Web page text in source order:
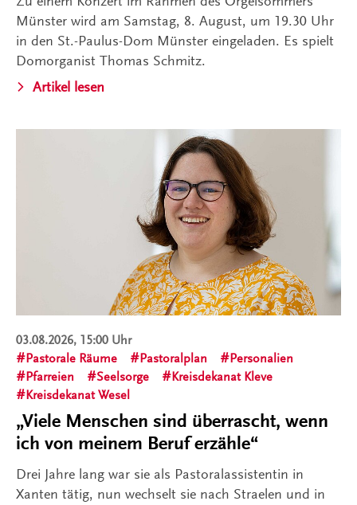
Münster wird am Samstag, 8. August, um 19.30 Uhr
in den St.-Paulus-Dom Münster eingeladen. Es spielt
Domorganist Thomas Schmitz.
Artikel lesen
03.08.2026, 15:00 Uhr
Pastorale Räume
Pastoralplan
Personalien
Pfarreien
Seelsorge
Kreisdekanat Kleve
Kreisdekanat Wesel
„Viele Menschen sind überrascht, wenn
ich von meinem Beruf erzähle“
Drei Jahre lang war sie als Pastoralassistentin in
Xanten tätig, nun wechselt sie nach Straelen und in